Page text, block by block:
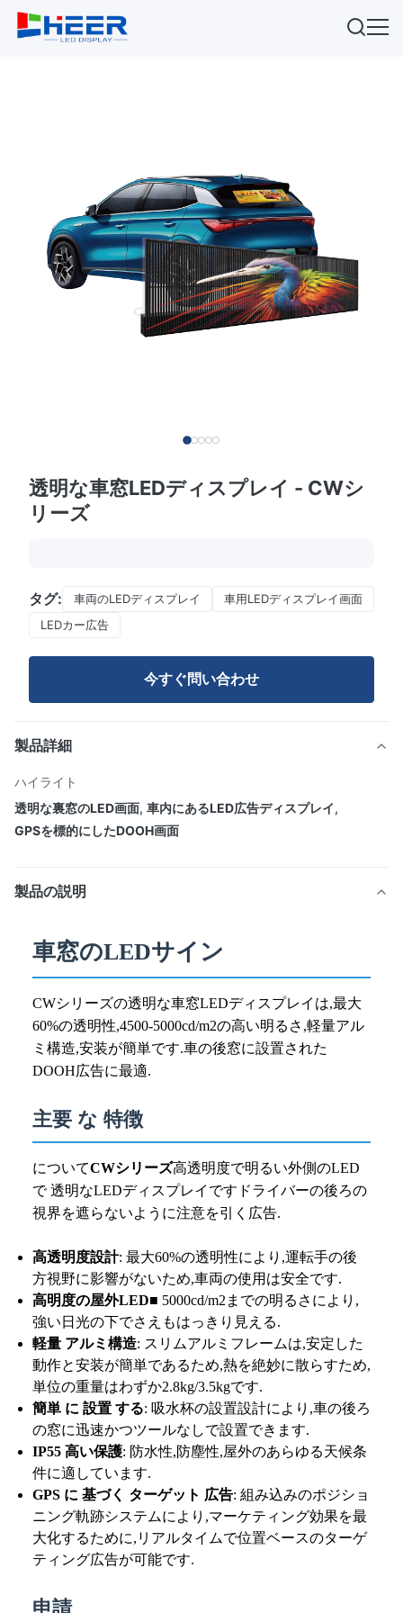
透明な車窓LEDディスプレイ - CWシ
リーズ
タグ: 車両のLEDディスプレイ
車用LEDディスプレイ画面
LEDカー広告
今すぐ問い合わせ
製品詳細
ハイライト
透明な裏窓のLED画面, 車内にあるLED広告ディスプレイ,
GPSを標的にしたDOOH画面
製品の説明
車窓のLEDサイン
CWシリーズの透明な車窓LEDディスプレイは,最大
60%の透明性,4500-5000cd/m2の高い明るさ,軽量アル
ミ構造,安装が簡単です.車の後窓に設置された
DOOH広告に最適.
主要 な 特徴
についてCWシリーズ高透明度で明るい外側のLED
で 透明なLEDディスプレイですドライバーの後ろの
視界を遮らないように注意を引く広告.
高透明度設計: 最大60%の透明性により,運転手の後
方視野に影響がないため,車両の使用は安全です.
高明度の屋外LED■ 5000cd/m2までの明るさにより,
強い日光の下でさえもはっきり見える.
軽量 アルミ構造: スリムアルミフレームは,安定した
動作と安装が簡単であるため,熱を絶妙に散らすため,
単位の重量はわずか2.8kg/3.5kgです.
簡単 に 設置 する: 吸水杯の設置設計により,車の後ろ
の窓に迅速かつツールなしで設置できます.
IP55 高い保護: 防水性,防塵性,屋外のあらゆる天候条
件に適しています.
GPS に 基づく ターゲット 広告: 組み込みのポジショ
ニング軌跡システムにより,マーケティング効果を最
大化するために,リアルタイムで位置ベースのターゲ
ティング広告が可能です.
申請